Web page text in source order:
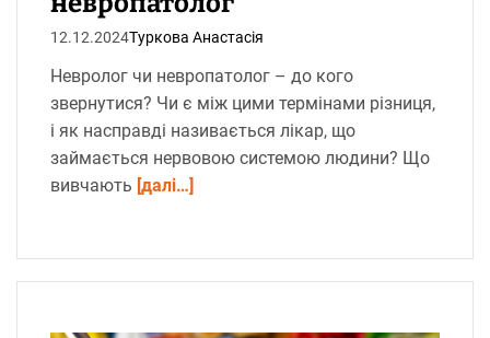
12.12.2024Туркова Анастасія
Невролог чи невропатолог – до кого
звернутися? Чи є між цими термінами різниця,
і як насправді називається лікар, що
займається нервовою системою людини? Що
вивчають [далі…]